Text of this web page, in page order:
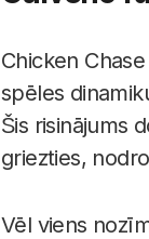
Chicken
spēles
Šis risinājums
griezties,
Vēl viens